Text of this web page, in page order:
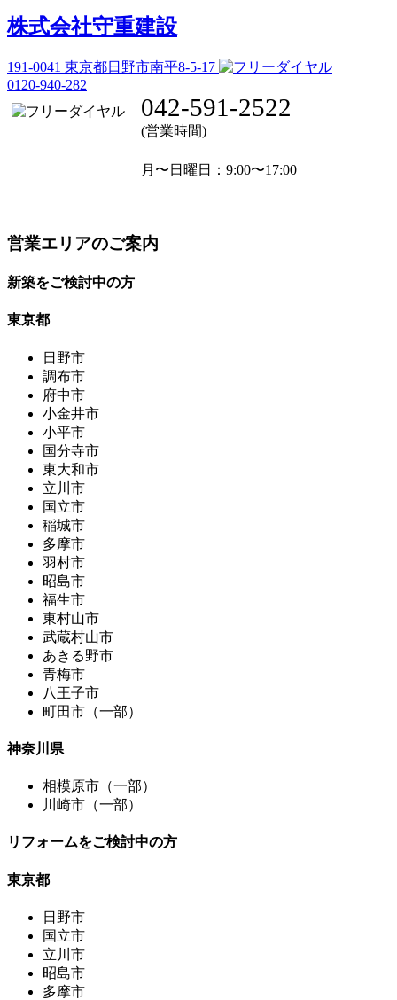
株式会社守重建設
191-0041 東京都日野市南平8-5-17
0120-940-282
042-591-2522
(営業時間)
月〜日曜日 ：9:00〜17:00
営業エリアのご案内
新築をご検討中の方
東京都
日野市
調布市
府中市
小金井市
小平市
国分寺市
東大和市
立川市
国立市
稲城市
多摩市
羽村市
昭島市
福生市
東村山市
武蔵村山市
あきる野市
青梅市
八王子市
町田市（一部）
神奈川県
相模原市（一部）
川崎市（一部）
リフォームをご検討中の方
東京都
日野市
国立市
立川市
昭島市
多摩市